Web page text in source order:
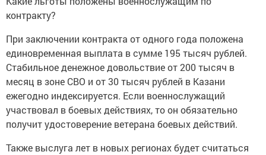
контракту?
При заключении контракта от одного года положена
единовременная выплата в сумме 195 тысяч рублей.
Стабильное денежное довольствие от 200 тысяч в
месяц в зоне СВО и от 30 тысяч рублей в Казани
ежегодно индексируется. Если военнослужащий
участвовал в боевых действиях, то он обязательно
получит удостоверение ветерана боевых действий.
Также выслуга лет в новых регионах будет считаться